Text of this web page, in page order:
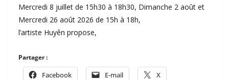
Mercredi 8 juillet de 15h30 à 18h30, Dimanche 2 août et
Mercredi 26 août 2026 de 15h à 18h,
l’artiste Huyên propose,
Partager :
Facebook E-mail X